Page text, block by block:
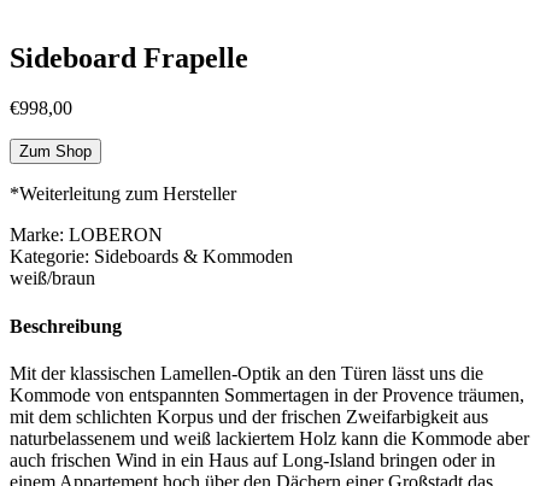
Sideboard Frapelle
€998,00
Zum Shop
*Weiterleitung zum Hersteller
Marke: LOBERON
Kategorie: Sideboards & Kommoden
weiß/braun
Beschreibung
Mit der klassischen Lamellen-Optik an den Türen lässt uns die
Kommode von entspannten Sommertagen in der Provence träumen,
mit dem schlichten Korpus und der frischen Zweifarbigkeit aus
naturbelassenem und weiß lackiertem Holz kann die Kommode aber
auch frischen Wind in ein Haus auf Long-Island bringen oder in
einem Appartement hoch über den Dächern einer Großstadt das